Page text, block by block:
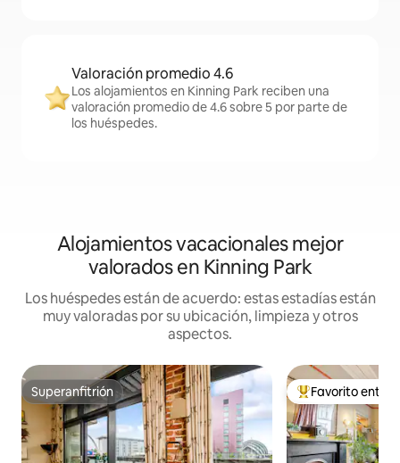
Valoración promedio 4.6
Los alojamientos en Kinning Park reciben una
valoración promedio de 4.6 sobre 5 por parte de
los huéspedes.
Alojamientos vacacionales mejor
valorados en Kinning Park
Los huéspedes están de acuerdo: estas estadías están
muy valoradas por su ubicación, limpieza y otros
aspectos.
Superanfitrión
Superanfitrión Favorito entre
Favorito entre